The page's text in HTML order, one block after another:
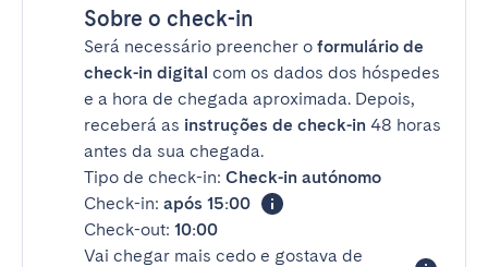
Sobre o check-in
Será necessário preencher o formulário de
check-in digital com os dados dos hóspedes
e a hora de chegada aproximada. Depois,
receberá as instruções de check-in 48 horas
antes da sua chegada.
Tipo de check-in: Check-in autónomo
Check-in: após 15:00
Check-out: 10:00
Vai chegar mais cedo e gostava de